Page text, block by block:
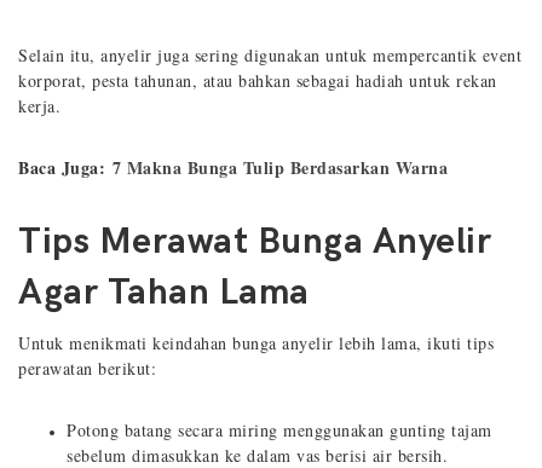
Selain itu, anyelir juga sering digunakan untuk mempercantik event
korporat, pesta tahunan, atau bahkan sebagai hadiah untuk rekan
kerja.
Baca Juga: 7 Makna Bunga Tulip Berdasarkan Warna
Tips Merawat Bunga Anyelir
Agar Tahan Lama
Untuk menikmati keindahan bunga anyelir lebih lama, ikuti tips
perawatan berikut:
Potong batang secara miring menggunakan gunting tajam
sebelum dimasukkan ke dalam vas berisi air bersih.